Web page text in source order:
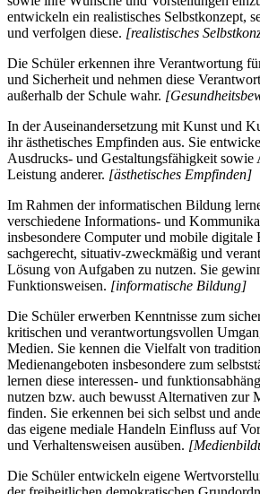
entwickeln ein realistisches Selbstkonzept,
und verfolgen diese. [realistisches
Die Schüler erkennen ihre Verantwortung
und Sicherheit und nehmen diese
außerhalb der Schule wahr.
In der Auseinandersetzung mit Kunst und
ihr ästhetisches Empfinden aus. Sie
Ausdrucks- und Gestaltungsfähigkeit sowie
Leistung anderer. [ästhetisches Empfinden]
Im Rahmen der informatischen Bildung
verschiedene Informations- und
insbesondere Computer und mobile digitale
sachgerecht, situativ-zweckmäßig und
Lösung von Aufgaben zu nutzen. Sie
Funktionsweisen. [informatische Bildung]
Die Schüler erwerben Kenntnisse zum
kritischen und verantwortungsvollen
Medien. Sie kennen die Vielfalt von
Medienangeboten insbesondere zum
lernen diese interessen- und
nutzen bzw. auch bewusst Alternativen zur
finden. Sie erkennen bei sich selbst und
das eigene mediale Handeln Einfluss auf
und Verhaltensweisen ausüben.
Die Schüler entwickeln eigene